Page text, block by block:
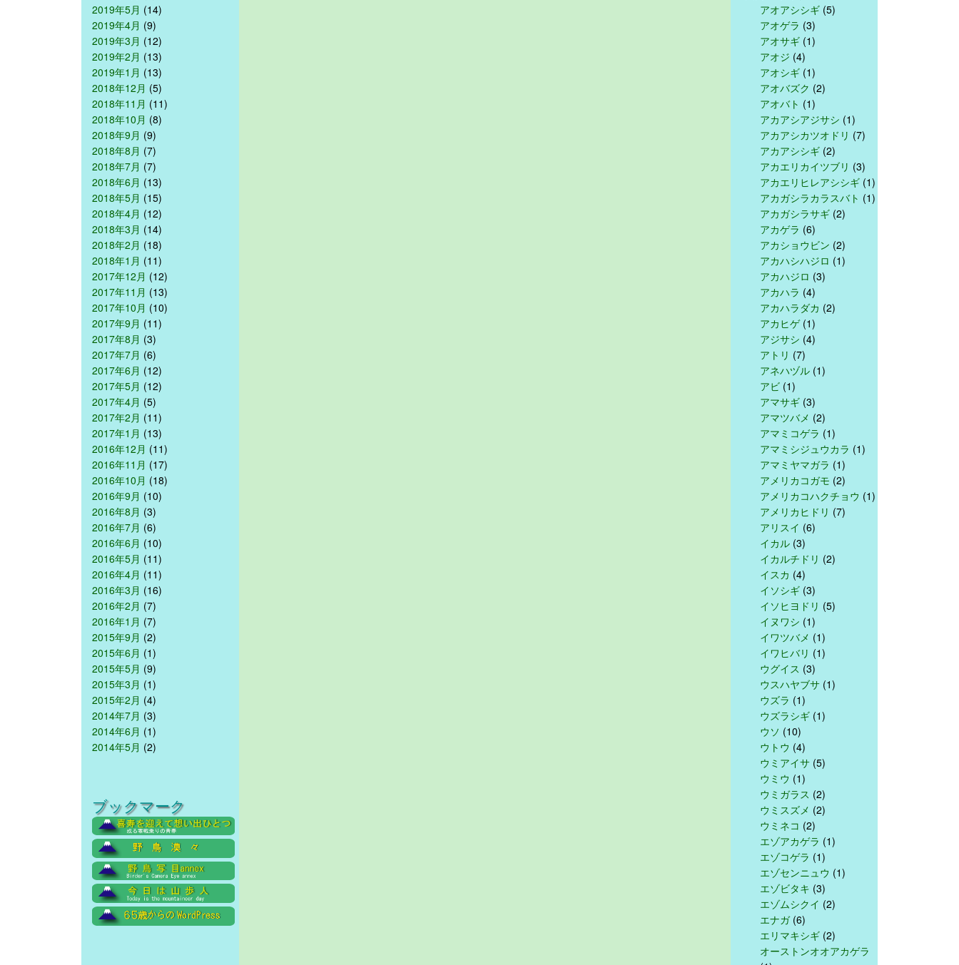
2019年5月 (14)
2019年4月 (9)
2019年3月 (12)
2019年2月 (13)
2019年1月 (13)
2018年12月 (5)
2018年11月 (11)
2018年10月 (8)
2018年9月 (9)
2018年8月 (7)
2018年7月 (7)
2018年6月 (13)
2018年5月 (15)
2018年4月 (12)
2018年3月 (14)
2018年2月 (18)
2018年1月 (11)
2017年12月 (12)
2017年11月 (13)
2017年10月 (10)
2017年9月 (11)
2017年8月 (3)
2017年7月 (6)
2017年6月 (12)
2017年5月 (12)
2017年4月 (5)
2017年2月 (11)
2017年1月 (13)
2016年12月 (11)
2016年11月 (17)
2016年10月 (18)
2016年9月 (10)
2016年8月 (3)
2016年7月 (6)
2016年6月 (10)
2016年5月 (11)
2016年4月 (11)
2016年3月 (16)
2016年2月 (7)
2016年1月 (7)
2015年9月 (2)
2015年6月 (1)
2015年5月 (9)
2015年3月 (1)
2015年2月 (4)
2014年7月 (3)
2014年6月 (1)
2014年5月 (2)
ブックマーク
アオアシシギ (5)
アオゲラ (3)
アオサギ (1)
アオジ (4)
アオシギ (1)
アオバズク (2)
アオバト (1)
アカアシアジサシ (1)
アカアシカツオドリ (7)
アカアシシギ (2)
アカエリカイツブリ (3)
アカエリヒレアシシギ (1)
アカガシラカラスバト (1)
アカガシラサギ (2)
アカゲラ (6)
アカショウビン (2)
アカハシハジロ (1)
アカハジロ (3)
アカハラ (4)
アカハラダカ (2)
アカヒゲ(1)
アジサシ (4)
アトリ (7)
アネハヅル (1)
アビ (1)
アマサギ (3)
アマツバメ (2)
アマミコゲラ (1)
アマミシジュウカラ (1)
アマミヤマガラ (1)
アメリカコガモ (2)
アメリカコハクチョウ (1)
アメリカヒドリ (7)
アリスイ (6)
イカル (3)
イカルチドリ (2)
イスカ (4)
イソシギ (3)
イソヒヨドリ (5)
イヌワシ (1)
イワツバメ (1)
イワヒバリ (1)
ウグイス (3)
ウスハヤブサ (1)
ウズラ (1)
ウズラシギ (1)
ウソ (10)
ウトウ (4)
ウミアイサ (5)
ウミウ (1)
ウミガラス (2)
ウミスズメ (2)
ウミネコ (2)
エゾアカゲラ (1)
エゾコゲラ (1)
エゾセンニュウ (1)
エゾビタキ (3)
エゾムシクイ (2)
エナガ(6)
エリマキシギ (2)
オーストンオオアカゲラ